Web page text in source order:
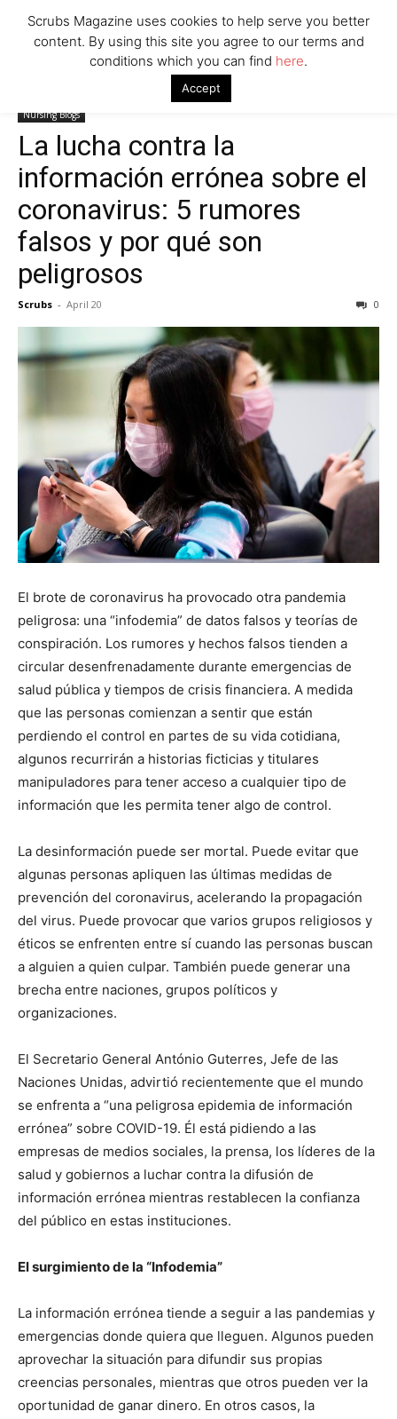
La lucha contra la información errónea
sobre el coronavirus: 5 rumores falsos y por qué son peligrosos
Nursing Blogs
La lucha contra la
información errónea sobre el
coronavirus: 5 rumores
falsos y por qué son
peligrosos
Scrubs - April 20 0
El brote de coronavirus ha provocado otra pandemia
peligrosa: una “infodemia” de datos falsos y teorías de
conspiración. Los rumores y hechos falsos tienden a
circular desenfrenadamente durante emergencias de
salud pública y tiempos de crisis financiera. A medida
que las personas comienzan a sentir que están
perdiendo el control en partes de su vida cotidiana,
algunos recurrirán a historias ficticias y titulares
manipuladores para tener acceso a cualquier tipo de
información que les permita tener algo de control.
La desinformación puede ser mortal. Puede evitar que
algunas personas apliquen las últimas medidas de
prevención del coronavirus, acelerando la propagación
del virus. Puede provocar que varios grupos religiosos y
éticos se enfrenten entre sí cuando las personas buscan
a alguien a quien culpar. También puede generar una
brecha entre naciones, grupos políticos y
organizaciones.
El Secretario General António Guterres, Jefe de las
Naciones Unidas, advirtió recientemente que el mundo
se enfrenta a “una peligrosa epidemia de información
errónea” sobre COVID-19. Él está pidiendo a las
empresas de medios sociales, la prensa, los líderes de la
salud y gobiernos a luchar contra la difusión de
información errónea mientras restablecen la confianza
del público en estas instituciones.
El surgimiento de la “Infodemia”
La información errónea tiende a seguir a las pandemias y
emergencias donde quiera que lleguen. Algunos pueden
aprovechar la situación para difundir sus propias
creencias personales, mientras que otros pueden ver la
oportunidad de ganar dinero. En otros casos, la
Scrubs Magazine uses cookies to help serve you better
content. By using this site you agree to our terms and
conditions which you can find here.
Accept